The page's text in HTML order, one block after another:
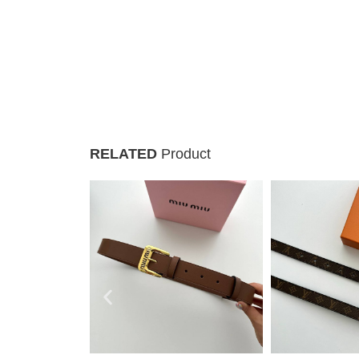
RELATED Product